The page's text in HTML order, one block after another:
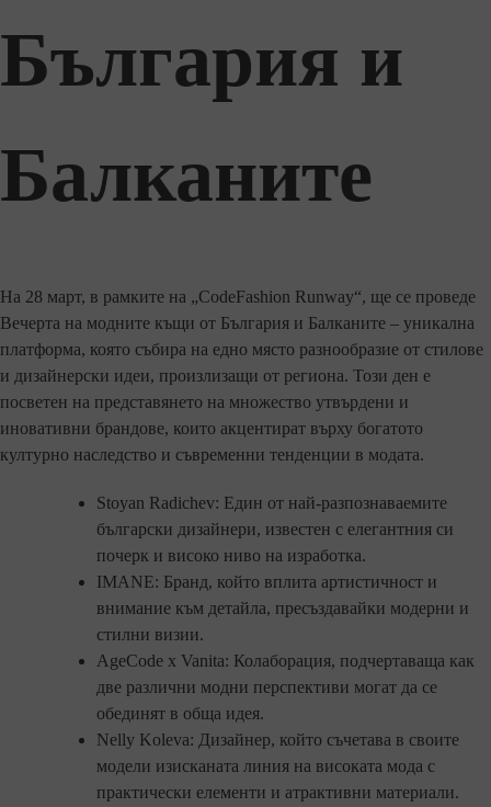
България и
Балканите
На 28 март, в рамките на „CodeFashion Runway“, ще се проведе
Вечерта на модните къщи от България и Балканите – уникална
платформа, която събира на едно място разнообразие от стилове
и дизайнерски идеи, произлизащи от региона. Този ден е
посветен на представянето на множество утвърдени и
иновативни брандове, които акцентират върху богатото
културно наследство и съвременни тенденции в модата.
Stoyan Radichev: Един от най-разпознаваемите
български дизайнери, известен с елегантния си
почерк и високо ниво на изработка.
IMANE: Бранд, който вплита артистичност и
внимание към детайла, пресъздавайки модерни и
стилни визии.
AgeCode x Vanita: Колаборация, подчертаваща как
две различни модни перспективи могат да се
обединят в обща идея.
Nelly Koleva: Дизайнер, който съчетава в своите
модели изисканата линия на високата мода с
практически елементи и атрактивни материали.